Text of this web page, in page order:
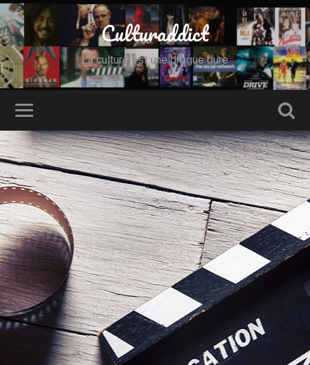
Culturaddict
La culture est une drogue dure